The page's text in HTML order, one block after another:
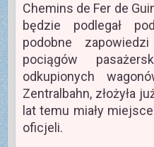
Chemins de Fer de
będzie podlegał
podobne
pociągów
odkupionych
Zentralbahn, złożyła
lat temu miały
oficjeli.